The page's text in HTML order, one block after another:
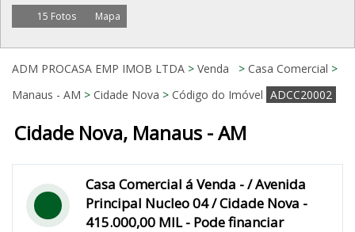
15 Fotos Mapa
ADM PROCASA EMP IMOB LTDA > Venda > Casa Comercial >
Manaus - AM > Cidade Nova > Código do Imóvel ADCC20002
Cidade Nova, Manaus - AM
Casa Comercial á Venda - / Avenida
Principal Nucleo 04 / Cidade Nova -
415.000,00 MIL - Pode financiar